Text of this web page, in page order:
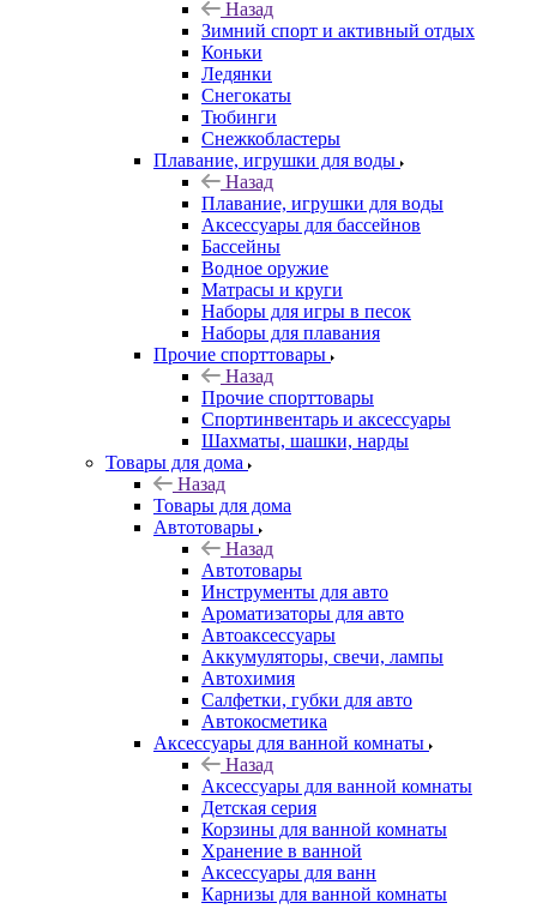
Назад
Зимний спорт и активный отдых
Коньки
Ледянки
Снегокаты
Тюбинги
Снежкобластеры
Плавание, игрушки для воды
Назад
Плавание, игрушки для воды
Аксессуары для бассейнов
Бассейны
Водное оружие
Матрасы и круги
Наборы для игры в песок
Наборы для плавания
Прочие спорттовары
Назад
Прочие спорттовары
Спортинвентарь и аксессуары
Шахматы, шашки, нарды
Товары для дома
Назад
Товары для дома
Автотовары
Назад
Автотовары
Инструменты для авто
Ароматизаторы для авто
Автоаксессуары
Аккумуляторы, свечи, лампы
Автохимия
Салфетки, губки для авто
Автокосметика
Аксессуары для ванной комнаты
Назад
Аксессуары для ванной комнаты
Детская серия
Корзины для ванной комнаты
Хранение в ванной
Аксессуары для ванн
Карнизы для ванной комнаты